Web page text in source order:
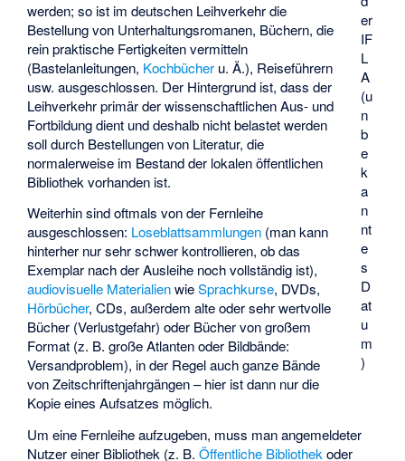
er
IF
L
A
(u
n
b
e
k
a
n
nt
e
s
D
at
u
m
)
werden; so ist im deutschen Leihverkehr die
Bestellung von Unterhaltungsromanen, Büchern, die
rein praktische Fertigkeiten vermitteln
(Bastelanleitungen, Kochbücher u. Ä.), Reiseführern
usw. ausgeschlossen. Der Hintergrund ist, dass der
Leihverkehr primär der wissenschaftlichen Aus- und
Fortbildung dient und deshalb nicht belastet werden
soll durch Bestellungen von Literatur, die
normalerweise im Bestand der lokalen öffentlichen
Bibliothek vorhanden ist.
Weiterhin sind oftmals von der Fernleihe
ausgeschlossen: Loseblattsammlungen (man kann
hinterher nur sehr schwer kontrollieren, ob das
Exemplar nach der Ausleihe noch vollständig ist),
audiovisuelle MaterialienwieSprachkurse, DVDs,
Hörbücher, CDs, außerdem alte oder sehr wertvolle
Bücher (Verlustgefahr) oder Bücher von großem
Format (z. B. große Atlanten oder Bildbände:
Versandproblem), in der Regel auch ganze Bände
von Zeitschriftenjahrgängen – hier ist dann nur die
Kopie eines Aufsatzes möglich.
Um eine Fernleihe aufzugeben, muss man angemeldeter
Nutzer einer Bibliothek (z. B.Öffentliche Bibliothek oder